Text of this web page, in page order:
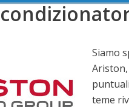
Siamo
teme